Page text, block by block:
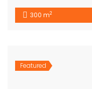
300 m2
Featured